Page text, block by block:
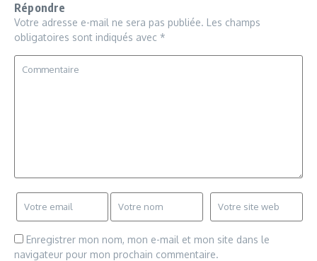
Répondre
Votre adresse e-mail ne sera pas publiée. Les champs
obligatoires sont indiqués avec *
Enregistrer mon nom, mon e-mail et mon site dans le
navigateur pour mon prochain commentaire.